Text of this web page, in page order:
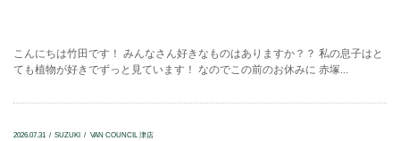
こんにちは竹田です！ みんなさん好きなものはありますか？？ 私の息子はと
ても植物が好きでずっと見ています！ なのでこの前のお休みに 赤塚...
2026.07.31 SUZUKI VAN COUNCIL 津店